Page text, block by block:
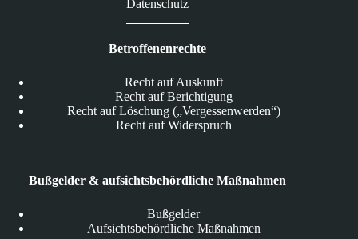
Datenschutz
Betroffenenrechte
Recht auf Auskunft
Recht auf Berichtigung
Recht auf Löschung („Vergessenwerden“)
Recht auf Widerspruch
Bußgelder & aufsichtsbehördliche Maßnahmen
Bußgelder
Aufsichtsbehördliche Maßnahmen